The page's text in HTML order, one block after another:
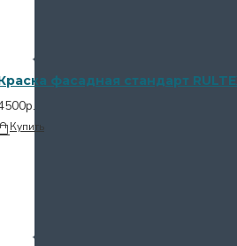
фасадная стандарт
Купить